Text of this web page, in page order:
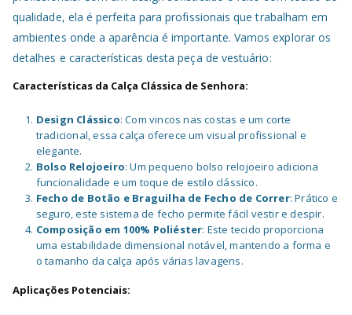
qualidade, ela é perfeita para profissionais que trabalham em
ambientes onde a aparência é importante. Vamos explorar os
detalhes e características desta peça de vestuário:
Características da Calça Clássica de Senhora:
Design Clássico: Com vincos nas costas e um corte
tradicional, essa calça oferece um visual profissional e
elegante.
Bolso Relojoeiro: Um pequeno bolso relojoeiro adiciona
funcionalidade e um toque de estilo clássico.
Fecho de Botão e Braguilha de Fecho de Correr: Prático e
seguro, este sistema de fecho permite fácil vestir e despir.
Composição em 100% Poliéster: Este tecido proporciona
uma estabilidade dimensional notável, mantendo a forma e
o tamanho da calça após várias lavagens.
Aplicações Potenciais: